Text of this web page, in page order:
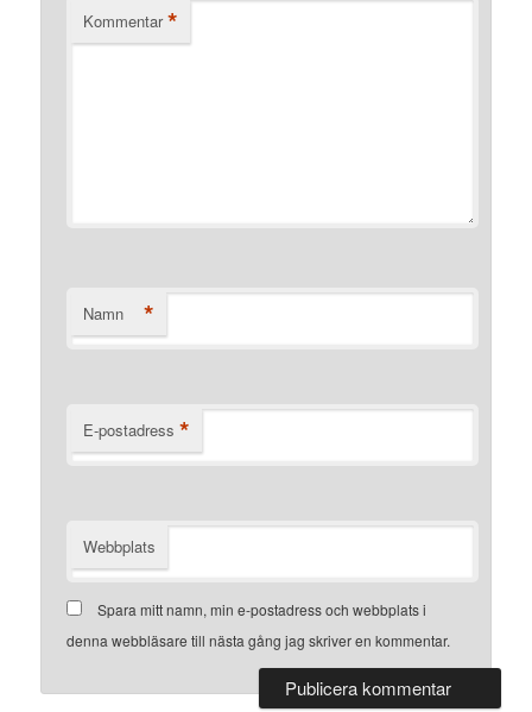
Kommentar *
Namn *
E-postadress *
Webbplats
Spara mitt namn, min e-postadress och webbplats i
denna webbläsare till nästa gång jag skriver en kommentar.